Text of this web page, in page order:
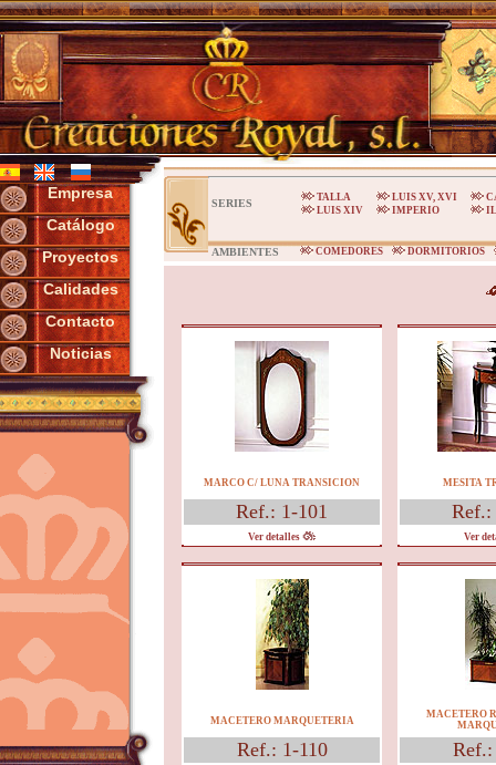
Empresa
Catálogo
Proyectos
Calidades
Contacto
Noticias
SERIES TALLA LUIS XV, XVI
LUIS XIV
IMPERIO
AMBIENTES COMEDORES DORMITORIOS
MARCO C/ LUNA TRANSICION
Ref.: 1-101
Ver detalles
MESITA
Ref.:
Ver
MACETERO MARQUETERIA
Ref.: 1-110
MACETERO
Ref.: